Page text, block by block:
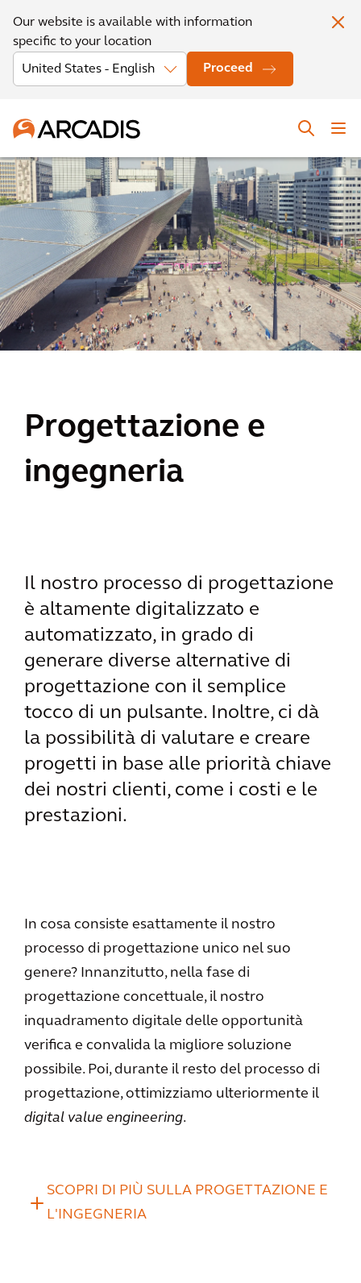
Our website is available with information
specific to your location
Proceed
Progettazione e
ingegneria
Il nostro processo di progettazione
è altamente digitalizzato e
automatizzato, in grado di
generare diverse alternative di
progettazione con il semplice
tocco di un pulsante. Inoltre, ci dà
la possibilità di valutare e creare
progetti in base alle priorità chiave
dei nostri clienti, come i costi e le
prestazioni.
In cosa consiste esattamente il nostro
processo di progettazione unico nel suo
genere? Innanzitutto, nella fase di
progettazione concettuale, il nostro
inquadramento digitale delle opportunità
verifica e convalida la migliore soluzione
possibile. Poi, durante il resto del processo di
progettazione, ottimizziamo ulteriormente il
digital value engineering.
SCOPRI DI PIÙ SULLA PROGETTAZIONE E
L'INGEGNERIA